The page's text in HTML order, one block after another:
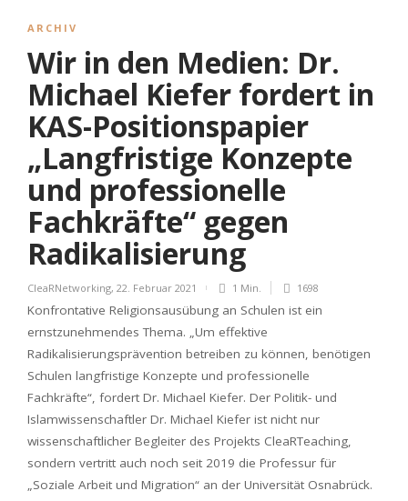
ARCHIV
Wir in den Medien: Dr.
Michael Kiefer fordert in
KAS-Positionspapier
„Langfristige Konzepte
und professionelle
Fachkräfte“ gegen
Radikalisierung
CleaRNetworking, 22. Februar 2021 1 Min. 1698
Konfrontative Religionsausübung an Schulen ist ein
ernstzunehmendes Thema. „Um effektive
Radikalisierungsprävention betreiben zu können, benötigen
Schulen langfristige Konzepte und professionelle
Fachkräfte“, fordert Dr. Michael Kiefer. Der Politik- und
Islamwissenschaftler Dr. Michael Kiefer ist nicht nur
wissenschaftlicher Begleiter des Projekts CleaRTeaching,
sondern vertritt auch noch seit 2019 die Professur für
„Soziale Arbeit und Migration“ an der Universität Osnabrück.